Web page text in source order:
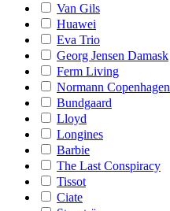
Van Gils
Huawei
Eva Trio
Georg Jensen Damask
Ferm Living
Normann Copenhagen
Bundgaard
Lloyd
Longines
Barbie
The Last Conspiracy
Tissot
Ciate